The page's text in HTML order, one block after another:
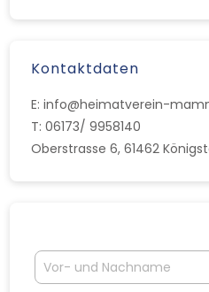
Kontaktdaten
E: info@heimatverein-
T: 06173/ 9958140
Oberstrasse 6, 61462